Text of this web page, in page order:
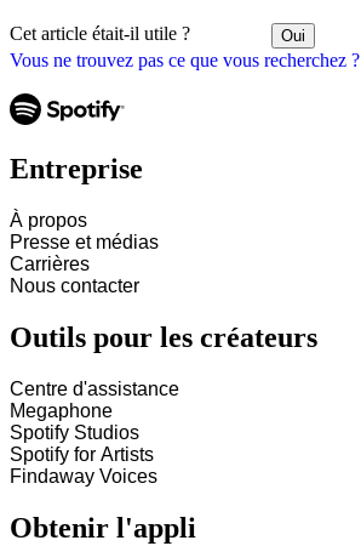
Vous ne trouvez pas ce que vous recherchez ?
Cet article était-il utile ? Oui
Entreprise
À propos
Presse et médias
Carrières
Nous contacter
Outils pour les créateurs
Centre d'assistance
Megaphone
Spotify Studios
Spotify for Artists
Findaway Voices
Obtenir l'appli